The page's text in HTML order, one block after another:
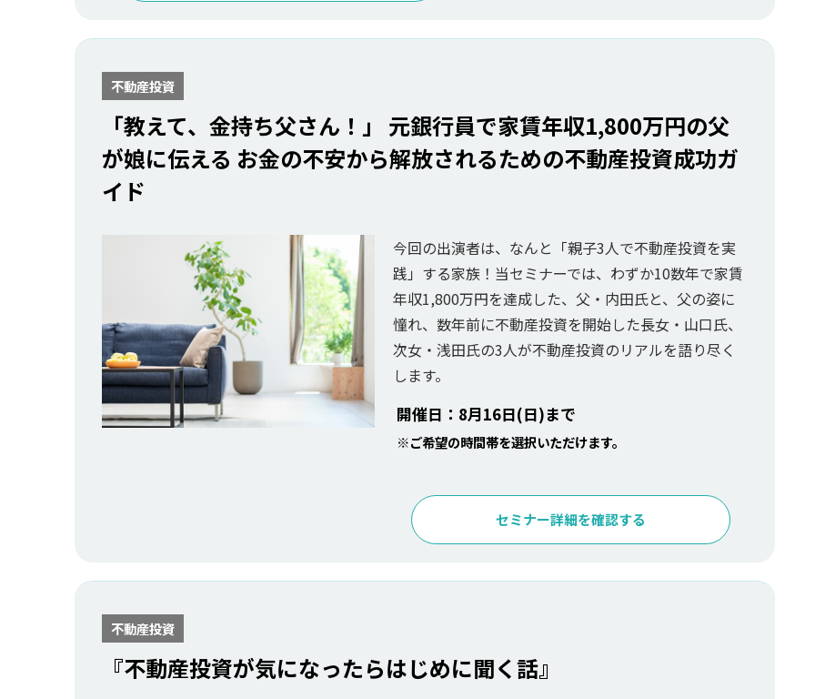
不動産投資
「教えて、金持ち父さん！」 元銀行員で家賃年収1,800万円の父
が娘に伝える お金の不安から解放されるための不動産投資成功ガ
イド
今回の出演者は、なんと「親子3人で不動産投資を実
践」する家族！当セミナーでは、わずか10数年で家賃
年収1,800万円を達成した、父・内田氏と、父の姿に
憧れ、数年前に不動産投資を開始した長女・山口氏、
次女・浅田氏の3人が不動産投資のリアルを語り尽く
します。
開催日：8月16日(日)まで
※ご希望の時間帯を選択いただけます。
セミナー詳細を確認する
不動産投資
『不動産投資が気になったらはじめに聞く話』